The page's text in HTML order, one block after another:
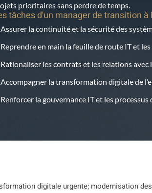
prioritaires sans perdre de temps.
tâches d'un manager de transition à
la continuité et la sécurité des
en main la feuille de route IT et
les contrats et les relations avec
la transformation digitale de
la gouvernance IT et les processus
digitale urgente; modernisation